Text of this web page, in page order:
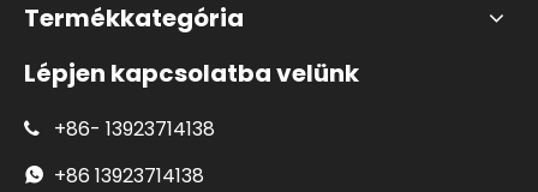
Termékkategória
Lépjen kapcsolatba velünk
 +86- 13923714138
 +86 13923714138